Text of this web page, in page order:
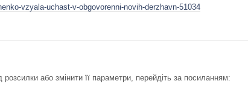
vzyala-uchast-v-obgovorenni-novih-derzhavn-51034
або змінити її параметри, перейдіть за посиланням: